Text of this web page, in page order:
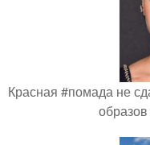
Красная #помада не